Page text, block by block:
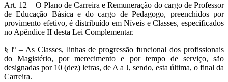
Art. 12 – O Plano de Carreira e Remuneração do cargo de Professor
de Educação Básica e do cargo de Pedagogo, preenchidos por
provimento efetivo, é distribuído em Níveis e Classes, especificados
no Apêndice II desta Lei Complementar.
§ lº – As Classes, linhas de progressão funcional dos profissionais
do Magistério, por merecimento e por tempo de serviço, são
designadas por 10 (dez) letras, de A a J, sendo, esta última, o final da
Carreira.